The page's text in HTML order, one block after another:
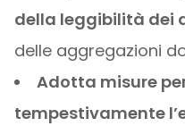
della leggibilità dei
delle aggregazioni
Adotta misure
tempestivamente